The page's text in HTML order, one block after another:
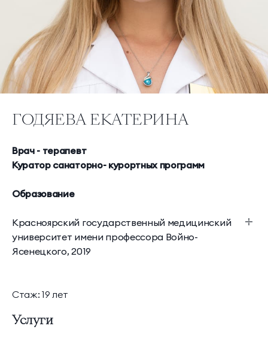
ГОДЯЕВА ЕКАТЕРИНА
Врач - терапевт
Куратор санаторно- курортных программ
Образование
Красноярский государственный медицинский
университет имени профессора Войно-
Ясенецкого, 2019
Стаж: 19 лет
Услуги
Классические
программы
Комплексная
диагностика
Инфузионные
коктейли
Экспресс-программы
Делюкс Прайм
Коннект Делюкс
Пентхаус Супериор Люкс
Апартаменты
Апартаменты «Имение
SPA-апартаменты
Виллы
Императорские виллы
Семейные виллы
Президентские
О комплексе
Контакты